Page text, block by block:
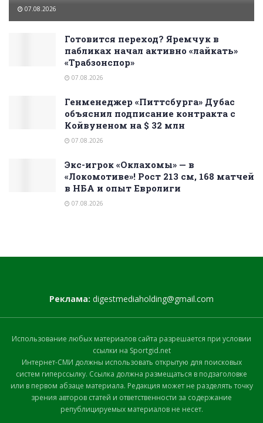
07.08.2026
Готовится переход? Яремчук в
пабликах начал активно «лайкать»
«Трабзонспор»
07.08.2026
Генменеджер «Питтсбурга» Дубас
объяснил подписание контракта с
Койвуненом на $ 32 млн
07.08.2026
Экс-игрок «Оклахомы» — в
«Локомотиве»! Рост 213 см, 168 матчей
в НБА и опыт Евролиги
07.08.2026
Реклама: digestmediaholding@gmail.com
Использование любых материалов сайта разрешается при условии
ссылки на Sportgid.net
Интернет-СМИ должны использовать открытую для поисковых
систем гиперссылку. Ссылка должна размещаться в подзаголовке
или в первом абзаце материала. Редакция может не разделять точку
зрения авторов статей и ответственности за содержание
републицируемых материалов не несет.